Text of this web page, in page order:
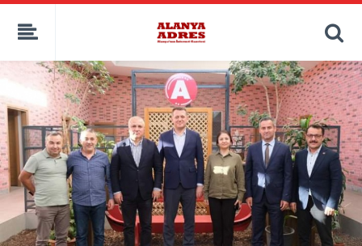
kaçak bahis
deneme bonusu
canlı bahis siteleri
deneme bonusu veren siteler
bahis siteleri
porno izle